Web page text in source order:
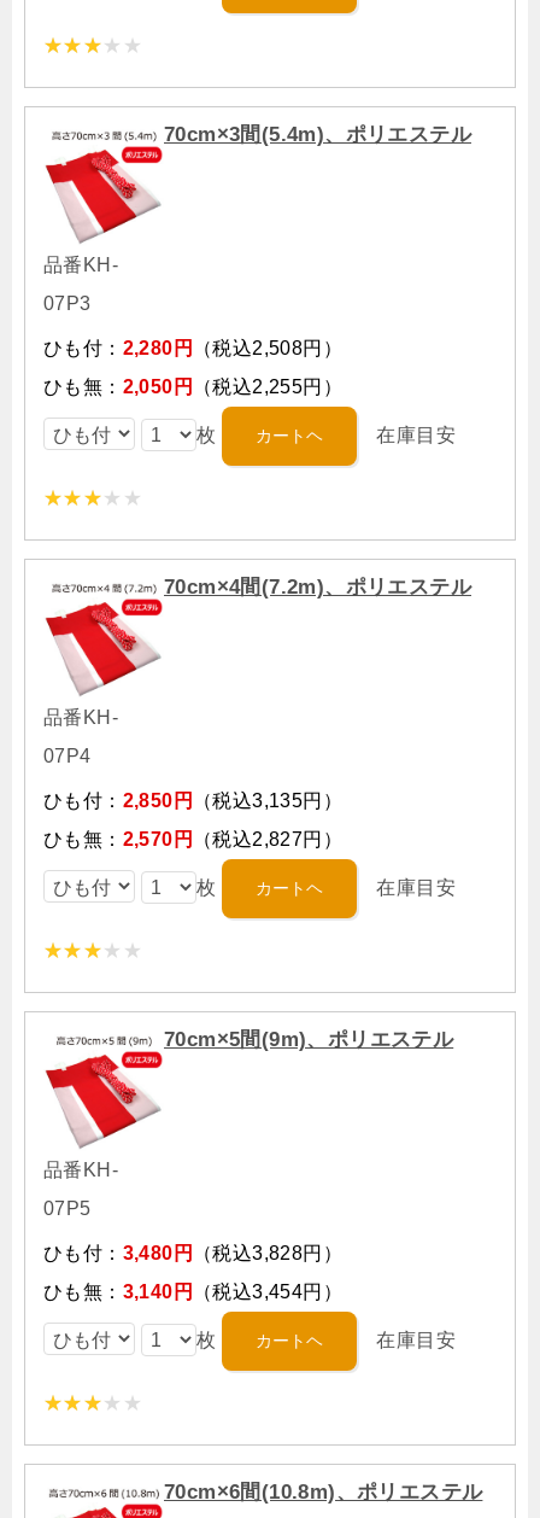
70cm×3間(5.4m)、ポリエステル
品番KH-
07P3
ひも付： 2,280円
（税込2,508円）
ひも無： 2,050円 （税込2,255円）
枚 在庫目安
70cm×4間(7.2m)、ポリエステル
品番KH-
07P4
ひも付： 2,850円
（税込3,135円）
ひも無： 2,570円 （税込2,827円）
枚 在庫目安
70cm×5間(9m)、ポリエステル
品番KH-
07P5
ひも付： 3,480円
（税込3,828円）
ひも無： 3,140円 （税込3,454円）
枚 在庫目安
70cm×6間(10.8m)、ポリエステル